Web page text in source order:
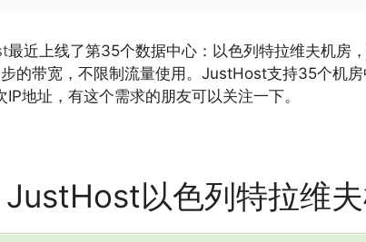
最近上线了第35个数据中心：以色列特拉维夫机房
的带宽，不限制流量使用。JustHost支持35个机
IP地址，有这个需求的朋友可以关注一下。
以色列特拉维